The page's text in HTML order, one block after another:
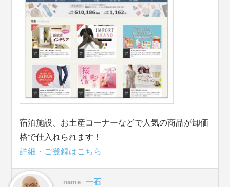
宿泊施設、お土産コーナーなどで人気の商品が卸価
格で仕入れられます！
詳細・ご登録はこちら
name 一石